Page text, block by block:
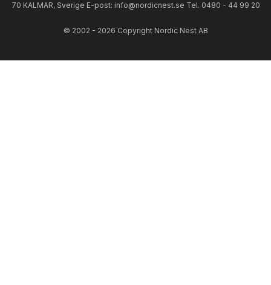
70 KALMAR, Sverige E-post: info@nordicnest.se Tel. 0480 - 44 99 20
© 2002 - 2026 Copyright Nordic Nest AB